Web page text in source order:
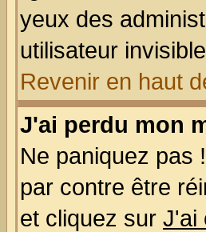
yeux des
utilisateur
Revenir en haut
J'ai perdu mon
Ne paniquez pas
par contre être
et cliquez sur J'ai